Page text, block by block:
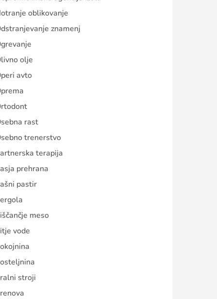
oblikovanje
znamenj
olje
avto
rast
trenerstvo
terapija
prehrana
pastir
meso
vode
stroji